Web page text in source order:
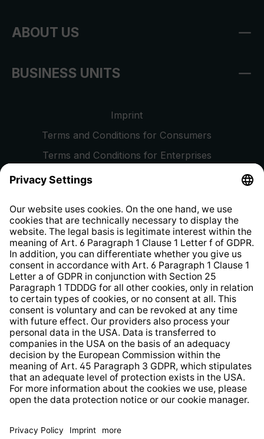
ABOUT US
BUSINESS UNITS
Imprint
Terms and Conditions for Consumers
Terms and Conditions for Enterprises
Privacy Policy
Whistleblower Protection System
Web Accessibility
delivery charges, if not stated otherwise.